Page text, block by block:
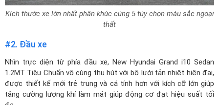
Kích thước xe lớn nhất phân khúc cùng 5 tùy chọn màu sắc ngoại
thất
#2. Đầu xe
Nhìn trực diện từ phía đầu xe, New Hyundai Grand i10 Sedan
1.2MT Tiêu Chuẩn vô cùng thu hút với bộ lưới tản nhiệt hiện đại,
được thiết kế mới trẻ trung và cá tính hơn với kích cỡ lớn giúp
tăng cường lượng khí làm mát giúp động cơ đạt hiệu suất tối